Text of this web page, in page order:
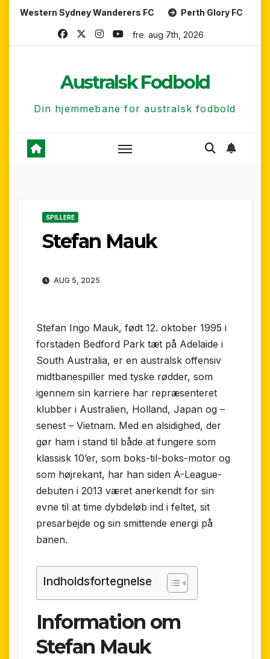
Sydney Wanderers FC Perth Glory FC Central
fre. aug 7th, 2026
Australsk Fodbold
Din hjemmebane for australsk fodbold
SPILLERE
Stefan Mauk
AUG 5, 2025
Stefan Ingo Mauk, født 12. oktober 1995 i
forstaden Bedford Park tæt på Adelaide i
South Australia, er en australsk offensiv
midtbanespiller med tyske rødder, som
igennem sin karriere har repræsenteret
klubber i Australien, Holland, Japan og –
senest – Vietnam. Med en alsidighed, der
gør ham i stand til både at fungere som
klassisk 10’er, som boks-til-boks-motor og
som højrekant, har han siden A-League-
debuten i 2013 været anerkendt for sin
evne til at time dybdeløb ind i feltet, sit
presarbejde og sin smittende energi på
banen.
Indholdsfortegnelse
Information om
Stefan Mauk